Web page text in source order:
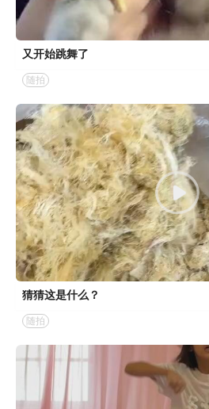
又开始跳舞了
随拍
猜猜这是什么？
随拍